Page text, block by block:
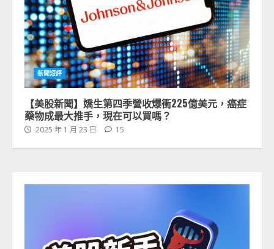
新聞短評
【美股新聞】嬌生第四季營收爆衝225億美元，癌症
藥物成最大推手，現在可以買嗎？
2025 年 1 月 23 日 15